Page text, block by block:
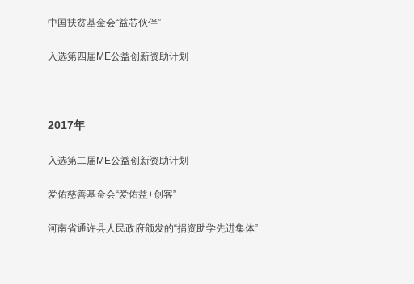
中国扶贫基金会“益芯伙伴”
入选第四届ME公益创新资助计划
2017年
入选第二届ME公益创新资助计划
爱佑慈善基金会“爱佑益+创客”
河南省通许县人民政府颁发的“捐资助学先进集体”